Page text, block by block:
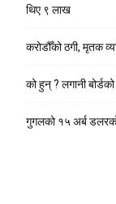
थिए ९ लाख
करोडौँको ठगी, मृतक
को हुन् ? लगानी
गुगलको १५ अर्ब डलरको